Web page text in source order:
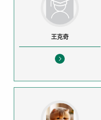
王克奇